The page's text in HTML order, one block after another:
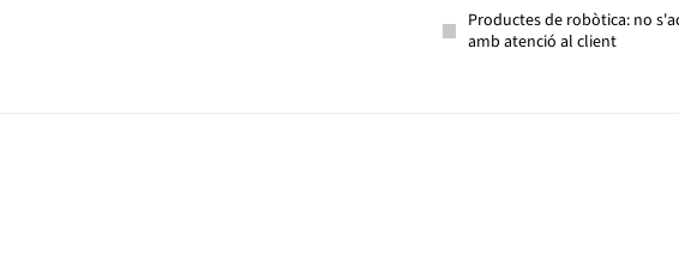
Productes de robòtica: no
amb atenció al client